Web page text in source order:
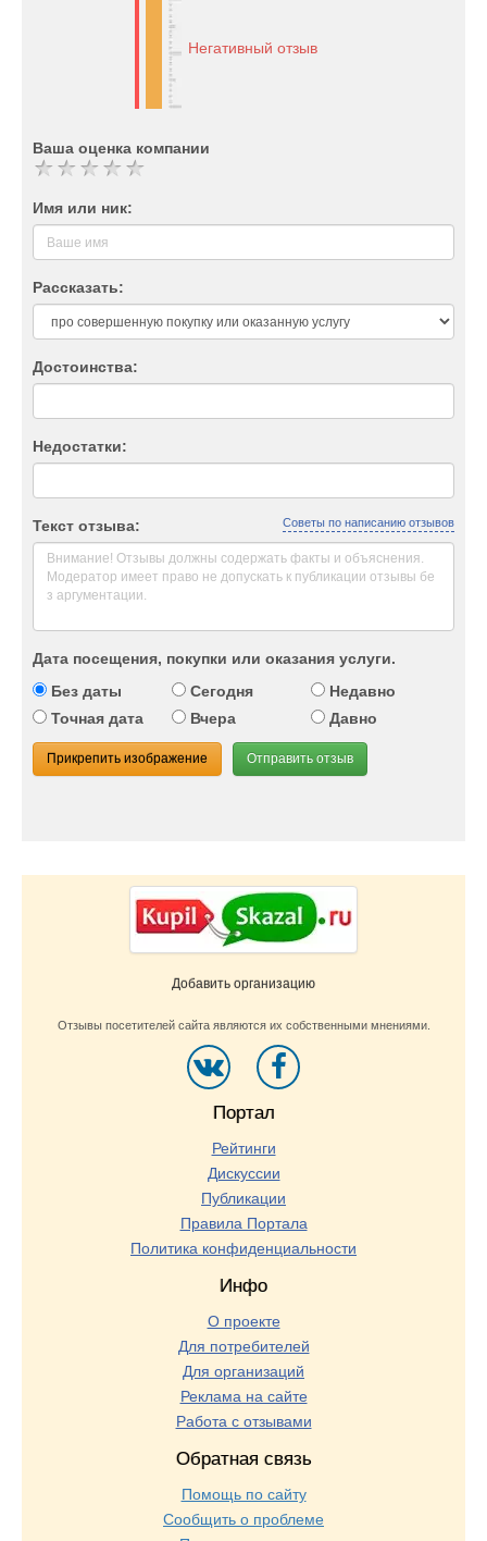
Негативный отзыв
Ваша оценка компании
Имя или ник:
Рассказать:
Достоинства:
Недостатки:
Текст отзыва: Советы по написанию отзывов
Дата посещения, покупки или оказания услуги.
Без даты
Сегодня
Недавно
Точная дата
Вчера Давно
Прикрепить изображение Отправить отзыв
Добавить организацию
Отзывы посетителей сайта являются их собственными мнениями.
Портал
Рейтинги
Дискуссии
Публикации
Правила Портала
Политика конфиденциальности
Инфо
О проекте
Для потребителей
Для организаций
Реклама на сайте
Работа с отзывами
Обратная связь
Помощь по сайту
Сообщить о проблеме